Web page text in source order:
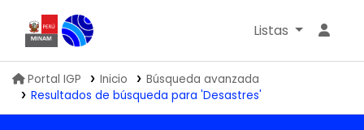
Biblioteca IGP
Listas
Portal IGP Inicio
Búsqueda avanzada
Resultados de búsqueda para 'Desastres'